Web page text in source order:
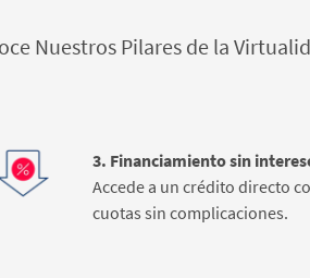
Nuestros Pilares de la
3. Financiamiento sin
Accede a un crédito directo
cuotas sin complicaciones.